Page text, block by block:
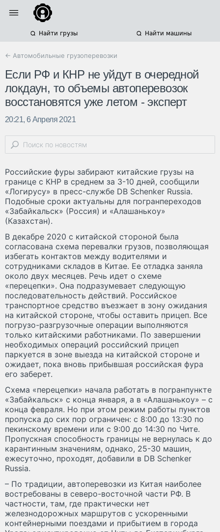
Найти грузы Найти машины
← Автомобильные грузоперевозки
Если РФ и КНР не уйдут в очередной
локдаун, то объемы автоперевозок
восстановятся уже летом - эксперт
20:21, 6 Апреля 2021
Российские фуры забирают китайские грузы на
границе с КНР в среднем за 3-10 дней, сообщили
«Логирусу» в пресс-службе DB Schenker Russia.
Подобные сроки актуальны для погранпереходов
«Забайкальск» (Россия) и «Алашанькоу»
(Казахстан).
В декабре 2020 с китайской стороной была
согласована схема перевалки грузов, позволяющая
избегать контактов между водителями и
сотрудниками складов в Китае. Ее отладка заняла
около двух месяцев. Речь идет о схеме
«перецепки». Она подразумевает следующую
последовательность действий. Российское
транспортное средство въезжает в зону ожидания
на китайской стороне, чтобы оставить прицеп. Все
погрузо-разгрузочные операции выполняются
только китайскими работниками. По завершении
необходимых операций российский прицеп
паркуется в зоне выезда на китайской стороне и
ожидает, пока вновь прибывшая российская фура
его заберет.
Схема «перецепки» начала работать в погранпункте
«Забайкальск» с конца января, а в «Алашанькоу» – с
конца февраля. Но при этом режим работы пунктов
пропуска до сих пор ограничен: с 8:00 до 13:30 по
пекинскому времени или с 9:00 до 14:30 по Чите.
Пропускная способность границы не вернулась к до
карантинным значениям, однако, 25-30 машин,
ежесуточно, проходят, добавили в DB Schenker
Russia.
– По традиции, автоперевозки из Китая наиболее
востребованы в северо-восточной части РФ. В
частности, там, где практически нет
железнодорожных маршрутов с ускоренными
контейнерными поездами и прибытием в города